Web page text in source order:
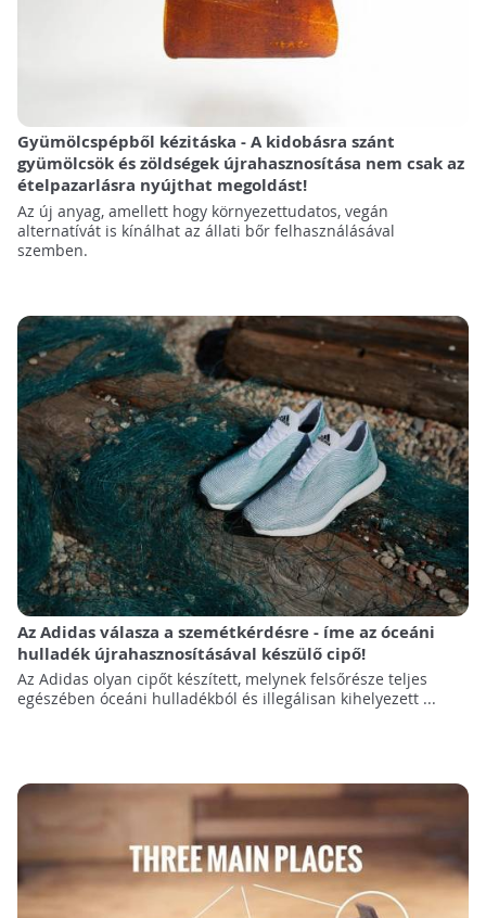
Gyümölcspépből kézitáska - A kidobásra szánt
gyümölcsök és zöldségek újrahasznosítása nem csak az
ételpazarlásra nyújthat megoldást!
Az új anyag, amellett hogy környezettudatos, vegán
alternatívát is kínálhat az állati bőr felhasználásával
szemben.
Az Adidas válasza a szemétkérdésre - íme az óceáni
hulladék újrahasznosításával készülő cipő!
Az Adidas olyan cipőt készített, melynek felsőrésze teljes
egészében óceáni hulladékból és illegálisan kihelyezett ...